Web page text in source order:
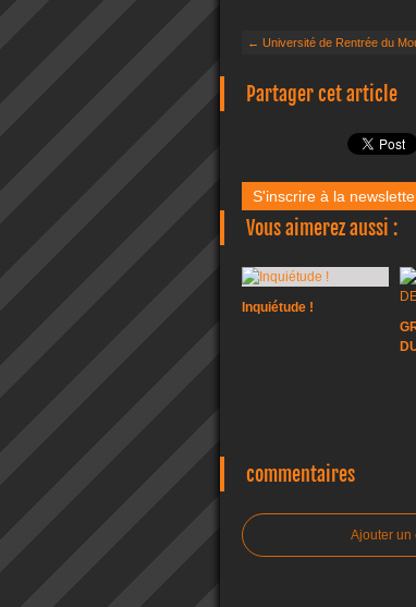
← Université de Rentrée du
Partager cet article
S'inscrire à la
Vous aimerez aussi :
Inquiétude !
commentaires
Ajouter un